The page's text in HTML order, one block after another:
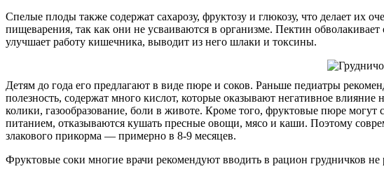
Спелые плоды также содержат сахарозу, фруктозу и глюкозу, что делает их
пищеварения, так как они не усваиваются в организме. Пектин
улучшает работу кишечника, выводит из него шлаки и токсины.
Детям до года его предлагают в виде пюре и соков. Раньше педиатры
полезность, содержат много кислот, которые оказывают негативное
колики, газообразование, боли в животе. Кроме того, фруктовые пюре
питанием, отказываются кушать пресные овощи, мясо и каши. Поэтому
злакового прикорма — примерно в 8-9 месяцев.
Фруктовые соки многие врачи рекомендуют вводить в рацион грудничков не